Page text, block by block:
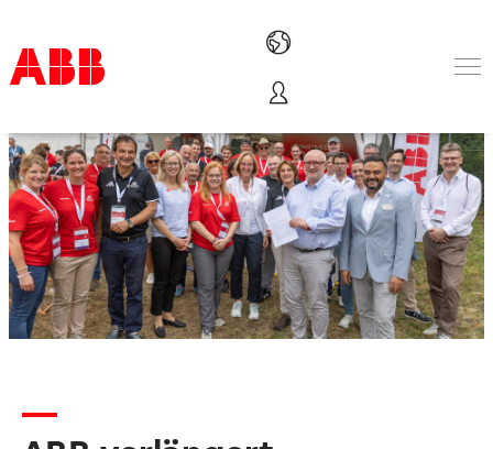
Produkte und Leistungen
Branchenlösungen
Service
Über uns
Vertriebspartner finden
Kontakt
Karriere